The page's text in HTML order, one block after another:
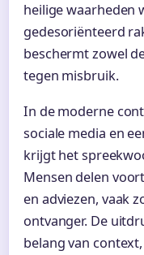
heilige waarheden
gedesoriënteerd
beschermt zowel
tegen misbruik.
In de moderne
sociale media en
krijgt het
Mensen delen
en adviezen, vaak
ontvanger. De
belang van